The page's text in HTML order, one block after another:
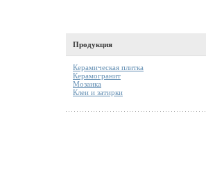
Продукция
Керамическая плитка
Керамогранит
Мозаика
Клеи и затирки